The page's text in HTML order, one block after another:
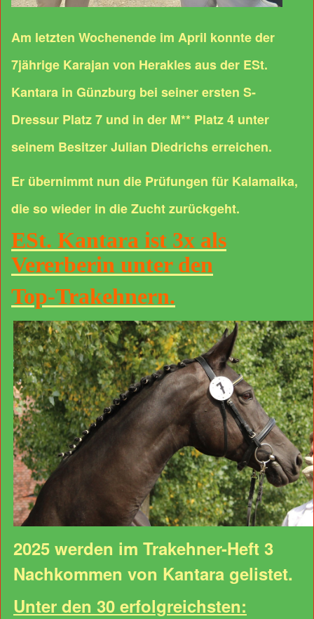
Am letzten Wochenende im April konnte der
7jährige Karajan von Herakles aus der ESt.
Kantara in Günzburg bei seiner ersten S-
Dressur Platz 7 und in der M** Platz 4 unter
seinem Besitzer Julian Diedrichs erreichen.
Er übernimmt nun die Prüfungen für Kalamaika,
die so wieder in die Zucht zurückgeht.
ESt. Kantara ist 3x als
Vererberin unter den
Top-Trakehnern.
2025 werden im Trakehner-Heft 3
Nachkommen von Kantara gelistet.
Unter den 30 erfolgreichsten: